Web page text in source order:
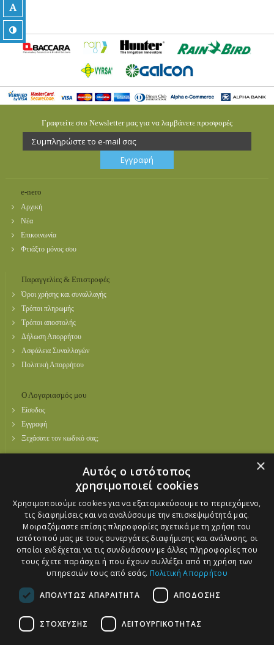
Γραφτείτε στο Newsletter μας για να λαμβάνετε προσφορές
e-nero
Αρχική
Νέα
Επικοινωνία
Φτιάξτο μόνος σου
Παραγγελίες & Επιστροφές
Όροι χρήσης και συναλλαγής
Τρόποι πληρωμής
Τρόποι αποστολής
Δήλωση Απορρήτου
Ασφάλεια Συναλλαγών
Πολιτική Απορρήτου
Ο Λογαριασμός μου
Είσοδος
Εγγραφή
Ξεχάσατε τον κωδικό σας;
Youtube
Πληρωμές
Οι αγορές σας γίνονται με απόλυτη ασφάλεια επικοινωνίας (SSL) από το
paycenter της ALPHA BANK
×
Αυτός ο ιστότοπος
χρησιμοποιεί cookies
Χρησιμοποιούμε cookies για να εξατομικεύσουμε το περιεχόμενο,
τις διαφημίσεις και να αναλύσουμε την επισκεψιμότητά μας.
Μοιραζόμαστε επίσης πληροφορίες σχετικά με τη χρήση του
ιστότοπού μας με τους συνεργάτες διαφήμισης και ανάλυσης, οι
οποίοι ενδέχεται να τις συνδυάσουν με άλλες πληροφορίες που
τους έχετε παράσχει ή που έχουν συλλέξει από τη χρήση των
υπηρεσιών τους από εσάς. Πολιτική Απορρήτου
ΑΠΟΛΥΤΩΣ ΑΠΑΡΑΙΤΗΤΑ ΑΠΟΔΟΣΗΣ
ΣΤΟΧΕΥΣΗΣ ΛΕΙΤΟΥΡΓΙΚΟΤΗΤΑΣ